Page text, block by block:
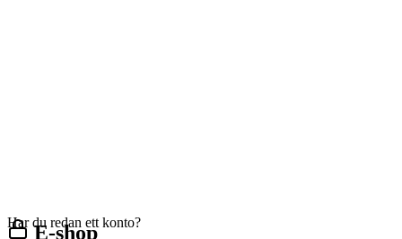
E-shop
Har du redan ett konto?